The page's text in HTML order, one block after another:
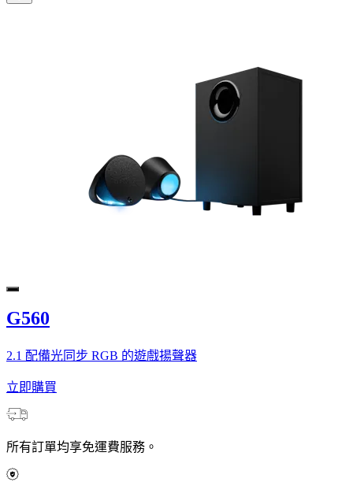
G560
2.1 配備光同步 RGB 的遊戲揚聲器
立即購買
所有訂單均享免運費服務。